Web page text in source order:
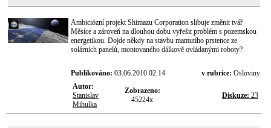
Ambiciózní projekt Shimazu Corporation slibuje změnit tvář
Měsíce a zároveň na dlouhou dobu vyřešit problém s pozemskou
energetikou. Dojde někdy na stavbu mamutího prstence ze
solárních panelů, montovaného dálkově ovládanými roboty?
Publikováno: 03.06.2010 02:14 v rubrice: Osloviny
Autor:
Stanislav
Mihulka
Zobrazeno:
45224x
Diskuze: 23